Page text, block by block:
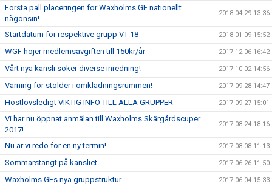
Första pall placeringen för Waxholms GF nationellt
någonsin!
2018-04-29 13:36
Startdatum för respektive grupp VT-18 2018-01-09 15:52
WGF höjer medlemsavgiften till 150kr/år 2017-12-06 16:42
Vårt nya kansli söker diverse inredning! 2017-10-02 14:56
Varning för stölder i omklädningsrummen! 2017-09-28 14:47
Höstlovsledigt VIKTIG INFO TILL ALLA GRUPPER 2017-09-27 15:01
Vi har nu öppnat anmälan till Waxholms Skärgårdscuper
2017!
2017-08-24 18:16
Nu är vi redo för en ny termin! 2017-08-08 11:13
Sommarstängt på kansliet 2017-06-26 11:50
Waxholms GFs nya gruppstruktur 2017-06-04 15:33